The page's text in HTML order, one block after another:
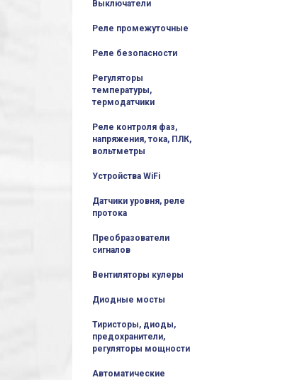
Выключатели
Реле промежуточные
Реле безопасности
Регуляторы
температуры,
термодатчики
Реле контроля фаз,
напряжения, тока, ПЛК,
вольтметры
Устройства WiFi
Датчики уровня, реле
протока
Преобразователи
сигналов
Вентиляторы кулеры
Диодные мосты
Тиристоры, диоды,
предохранители,
регуляторы мощности
Автоматические